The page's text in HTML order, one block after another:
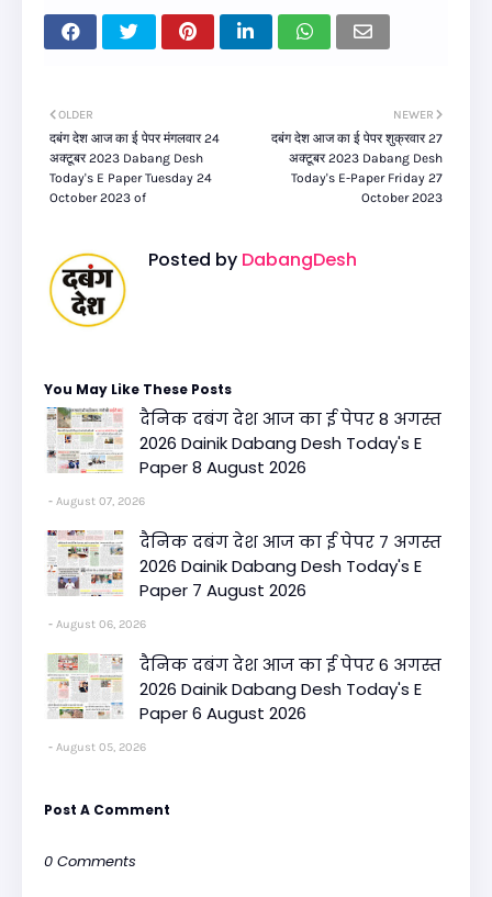
NEWER
दबंग देश आज का ई पेपर शुक्रवार 27
अक्टूबर 2023 Dabang Desh
Today's E-Paper Friday 27
October 2023
OLDER
दबंग देश आज का ई पेपर मंगलवार 24
अक्टूबर 2023 Dabang Desh
Today's E Paper Tuesday 24
October 2023 of
Posted by DabangDesh
You May Like These Posts
दैनिक दबंग देश आज का ई पेपर 8 अगस्त
2026 Dainik Dabang Desh Today's E
Paper 8 August 2026
August 07, 2026
दैनिक दबंग देश आज का ई पेपर 7 अगस्त
2026 Dainik Dabang Desh Today's E
Paper 7 August 2026
August 06, 2026
दैनिक दबंग देश आज का ई पेपर 6 अगस्त
2026 Dainik Dabang Desh Today's E
Paper 6 August 2026
August 05, 2026
Post A Comment
0 Comments